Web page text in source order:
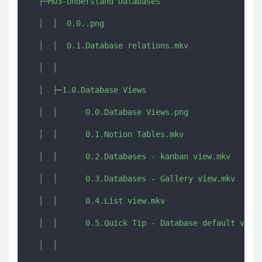
  │  │  0.0..png
  │  │  0.1.Database relations.mkv
  │  ├─1.0.Database Views
  │  │      0.0.Database Views.png
  │  │      0.1.Notion Tables.mkv
  │  │      0.2.Databases - kanban view.mkv
  │  │      0.3.Databases - Gallery view.mkv
  │  │      0.4.List view.mkv
│  │      0.5.Quick Tip - Database default